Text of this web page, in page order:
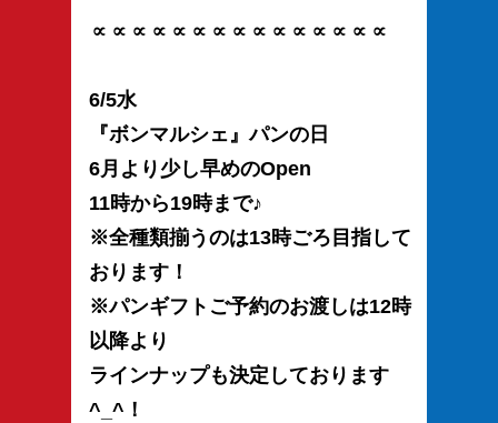
∝∝∝∝∝∝∝∝∝∝∝∝∝∝∝
6/5水
『ボンマルシェ』パンの日
6月より少し早めのOpen
11時から19時まで♪
※全種類揃うのは13時ごろ目指して
おります！
※パンギフトご予約のお渡しは12時
以降より
ラインナップも決定しております
^_^！